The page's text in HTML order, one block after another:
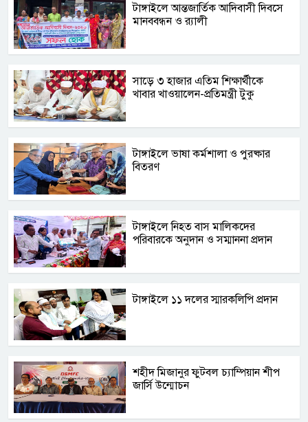
টাঙ্গাইলে আন্তজার্তিক আদিবাসী দিবসে
মানববন্ধন ও র‌্যালী
সাড়ে ৩ হাজার এতিম শিক্ষার্থীকে
খাবার খাওয়ালেন-প্রতিমন্ত্রী টুকু
টাঙ্গাইলে ভাষা কর্মশালা ও পুরষ্কার
বিতরণ
টাঙ্গাইলে নিহত বাস মালিকদের
পরিবারকে অনুদান ও সম্মাননা প্রদান
টাঙ্গাইলে ১১ দলের স্মারকলিপি প্রদান
শহীদ মিজানুর ফুটবল চ্যাম্পিয়ান শীপ
জার্সি উন্মোচন